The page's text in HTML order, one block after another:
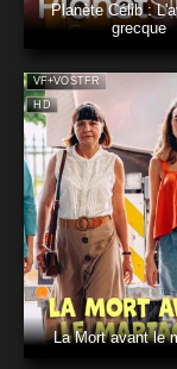
Planète Célib :
grecque
HD
VF+VOSTFR
La Mort avant le